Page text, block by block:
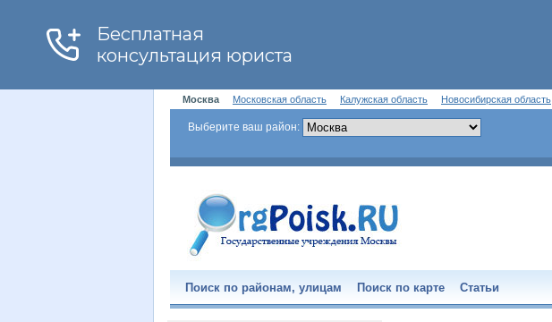
Москва Московская область Калужская область Новосибирская область
Выберите ваш район:
Поиск по районам, улицам Поиск по карте Статьи